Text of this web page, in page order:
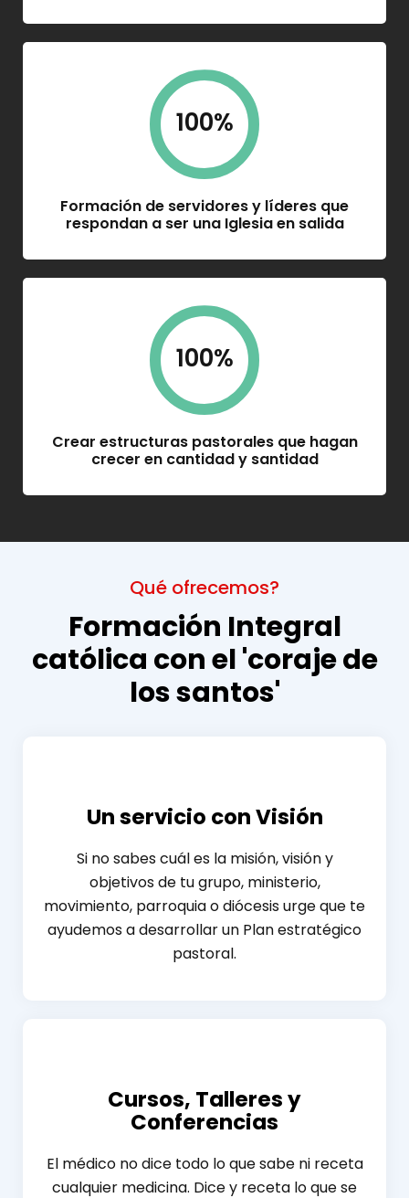
100%
Formación de servidores y líderes que
respondan a ser una Iglesia en salida
100%
Crear estructuras pastorales que hagan
crecer en cantidad y santidad
Qué ofrecemos?
Formación Integral
católica con el 'coraje de
los santos'
Un servicio con Visión
Si no sabes cuál es la misión, visión y
objetivos de tu grupo, ministerio,
movimiento, parroquia o diócesis urge que te
ayudemos a desarrollar un Plan estratégico
pastoral.
Cursos, Talleres y
Conferencias
El médico no dice todo lo que sabe ni receta
cualquier medicina. Dice y receta lo que se